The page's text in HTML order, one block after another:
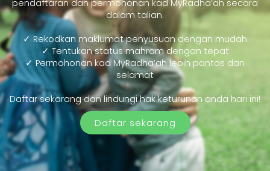
pendaftaran dan permohonan kad MyRadha’ah secara
dalam talian.
✓ Rekodkan maklumat penyusuan dengan mudah
✓ Tentukan status mahram dengan tepat
✓ Permohonan kad MyRadha’ah lebih pantas dan
selamat
Daftar sekarang dan lindungi hak keturunan anda hari ini!
Daftar sekarang